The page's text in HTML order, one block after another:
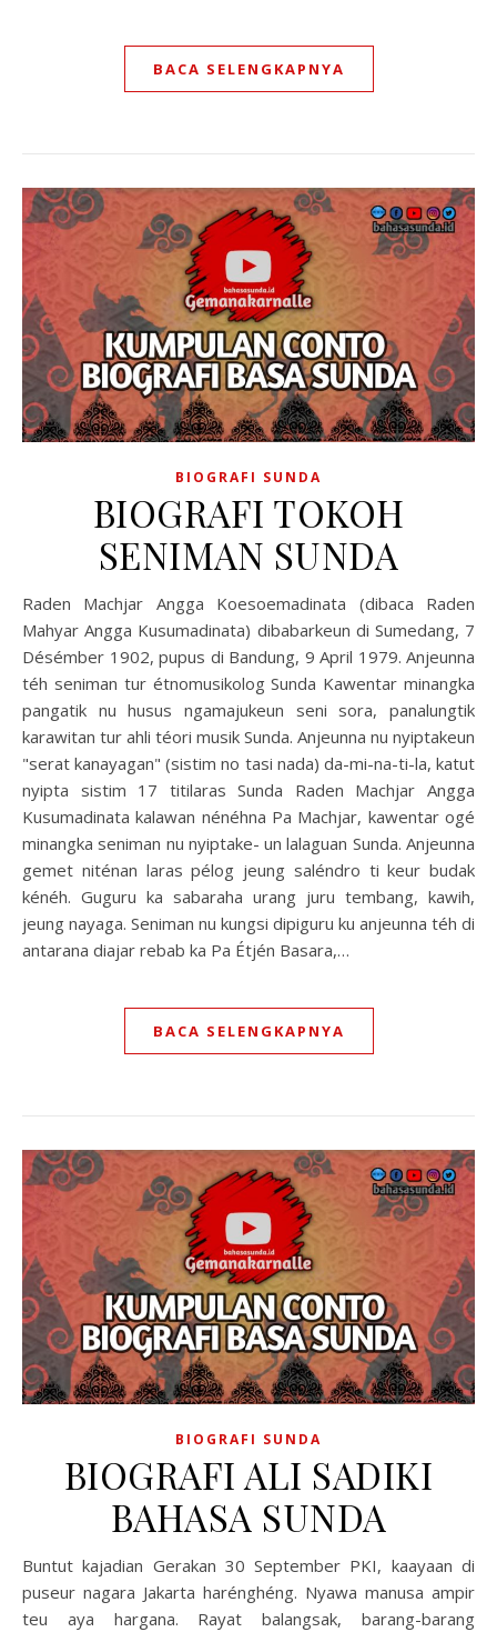
BACA SELENGKAPNYA
BIOGRAFI SUNDA
BIOGRAFI TOKOH
SENIMAN SUNDA
Raden Machjar Angga Koesoemadinata (dibaca Raden
Mahyar Angga Kusumadinata) dibabarkeun di Sumedang, 7
Désémber 1902, pupus di Bandung, 9 April 1979. Anjeunna
téh seniman tur étnomusikolog Sunda Kawentar minangka
pangatik nu husus ngamajukeun seni sora, panalungtik
karawitan tur ahli téori musik Sunda. Anjeunna nu nyiptakeun
"serat kanayagan" (sistim no tasi nada) da-mi-na-ti-la, katut
nyipta sistim 17 titilaras Sunda Raden Machjar Angga
Kusumadinata kalawan nénéhna Pa Machjar, kawentar ogé
minangka seniman nu nyiptake- un lalaguan Sunda. Anjeunna
gemet niténan laras pélog jeung saléndro ti keur budak
kénéh. Guguru ka sabaraha urang juru tembang, kawih,
jeung nayaga. Seniman nu kungsi dipiguru ku anjeunna téh di
antarana diajar rebab ka Pa Étjén Basara,…
BACA SELENGKAPNYA
BIOGRAFI SUNDA
BIOGRAFI ALI SADIKI
BAHASA SUNDA
Buntut kajadian Gerakan 30 September PKI, kaayaan di
puseur nagara Jakarta harénghéng. Nyawa manusa ampir
teu aya hargana. Rayat balangsak, barang-barang